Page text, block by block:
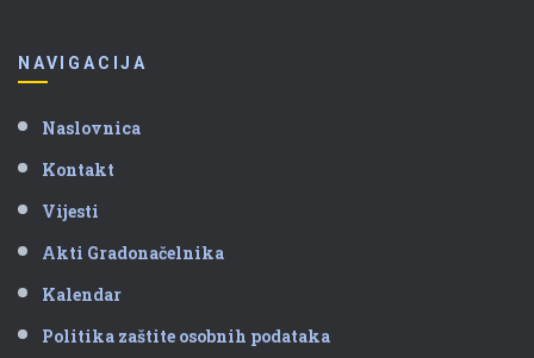
NAVIGACIJA
Naslovnica
Kontakt
Vijesti
Akti Gradonačelnika
Kalendar
Politika zaštite osobnih podataka